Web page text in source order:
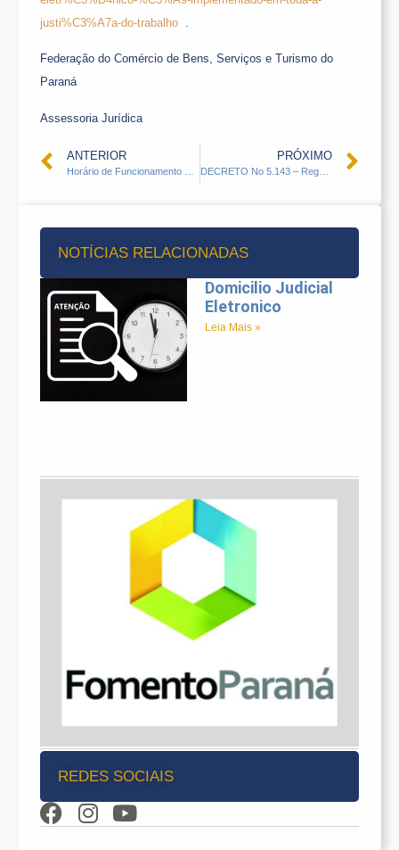
justi%C3%A7a-do-trabalho
Federação do Comércio de Bens, Serviços e Turismo do
Paraná
Assessoria Jurídica
ANTERIOR PRÓXIMO
DECRETO No 5.143 – Regulamento do ICMS
NOTÍCIAS RELACIONADAS
Domicilio Judicial
Eletronico
Leia Mais »
REDES SOCIAIS